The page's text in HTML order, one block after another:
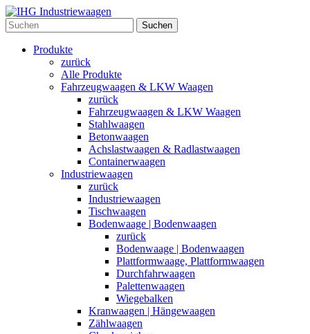
Suchen
Produkte
zurück
Alle Produkte
Fahrzeugwaagen & LKW Waagen
zurück
Fahrzeugwaagen & LKW Waagen
Stahlwaagen
Betonwaagen
Achslastwaagen & Radlastwaagen
Containerwaagen
Industriewaagen
zurück
Industriewaagen
Tischwaagen
Bodenwaage | Bodenwaagen
zurück
Bodenwaage | Bodenwaagen
Plattformwaage, Plattformwaagen
Durchfahrwaagen
Palettenwaagen
Wiegebalken
Kranwaagen | Hängewaagen
Zählwaagen